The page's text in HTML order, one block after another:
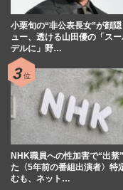
小栗旬の“非公表長女”が顔
ュー、透ける山田優の「ス
デルに」野…
NHK職員への性加害で“出禁
た〈5年前の番組出演者〉特
むも、ネット…